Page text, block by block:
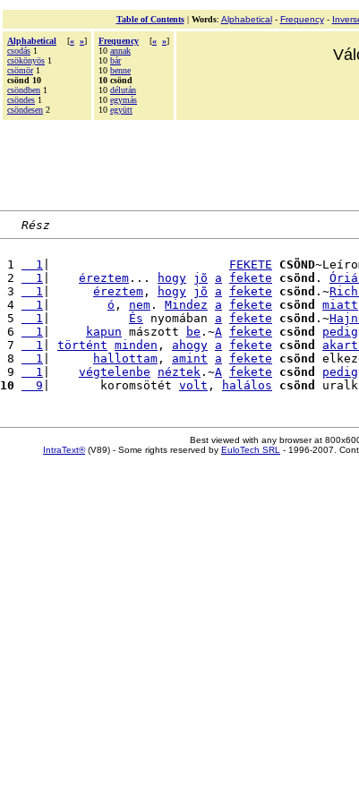
Table of Contents| Words: Alphabetical- Frequency-
Alphabetical [« »]
csodás 1
csökönyös 1
csömör1
csönd 10
csöndben 1
csöndes 1
csöndesen 2
Frequency [« »]
10 annak
10 bár
10 benne
10 csönd
10 délután
10 egymás
10 együtt
Rész
1
  1
FEKETE CSÖND
2
  1
éreztem ... hogy jõ a fekete csönd .
3
  1
éreztem , hogy jõ a fekete csönd .~
4
  1
ó , nem . Mindez a fekete csönd miatt
5
  1
És nyomában a fekete csönd .~
6
  1
kapun mászott be .~A fekete csönd pedig
7
  1
történt minden , ahogy a fekete csönd
8
  1
hallottam , amint a fekete csönd
9
  1
végtelenbe néztek .~A fekete csönd pedig
10
  9
|       koromsötét volt , halálos csönd
Best viewed with any browser at
IntraText®(V89) - Some rights reserved by EuloTech SRL - 1996-2007.